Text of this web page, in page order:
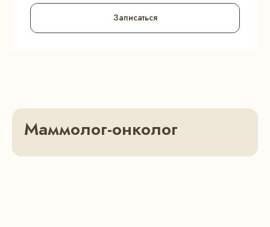
Записаться
Маммолог-онколог